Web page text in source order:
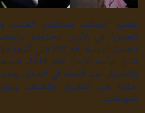
طالب "تحالف مناهضة العنف
العمل" في الأردن الحكومة
العمل الدولية رقم
الذي ترأسه
والتحرّش ضد النساء في العمل،
خالية من التحرش والعنف،
انتهاكات.